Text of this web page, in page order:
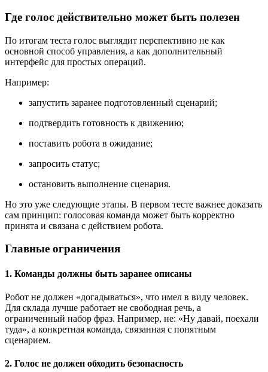
Где голос действительно может быть полезен
По итогам теста голос выглядит перспективно не как
основной способ управления, а как дополнительный
интерфейс для простых операций.
Например:
запустить заранее подготовленный сценарий;
подтвердить готовность к движению;
поставить робота в ожидание;
запросить статус;
остановить выполнение сценария.
Но это уже следующие этапы. В первом тесте важнее доказать
сам принцип: голосовая команда может быть корректно
принята и связана с действием робота.
Главные ограничения
1. Команды должны быть заранее описаны
Робот не должен «догадываться», что имел в виду человек.
Для склада лучше работает не свободная речь, а
ограниченный набор фраз. Например, не: «Ну давай, поехали
туда», а конкретная команда, связанная с понятным
сценарием.
2. Голос не должен обходить безопасность